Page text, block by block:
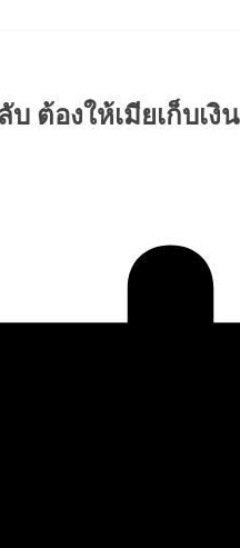
ต้องให้เมียเก็บเงิน